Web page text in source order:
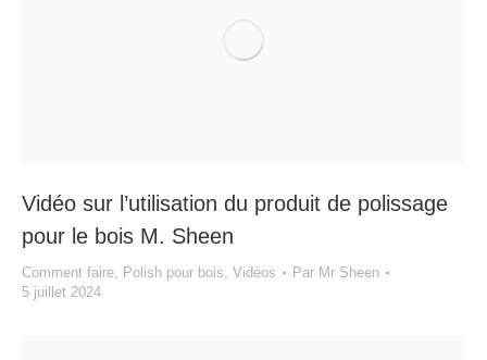
Vidéo sur l’utilisation du produit de polissage
pour le bois M. Sheen
Comment faire, Polish pour bois, Vidéos Par Mr Sheen
5 juillet 2024